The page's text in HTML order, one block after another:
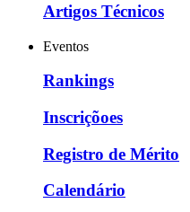
Artigos Técnicos
Eventos
Rankings
Inscriçõoes
Registro de Mérito
Calendário